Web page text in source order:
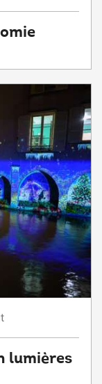
lumières